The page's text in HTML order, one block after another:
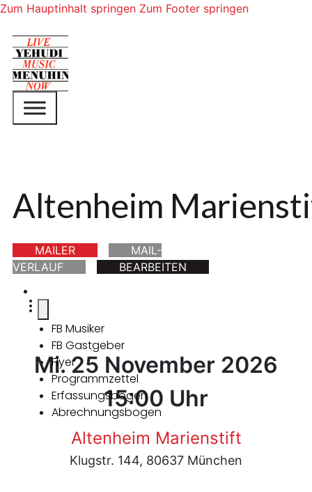
Zum Hauptinhalt springen Zum Footer springen
Altenheim
MAILER
MAIL-
VERLAUF
BEARBEITEN
FB Musiker
FB Gastgeber
Flyer
Programmzettel
Erfassungsbogen
Abrechnungsbogen
Mi. 25 November 2026
15:00 Uhr
Altenheim Marienstift
Klugstr. 144, 80637 München